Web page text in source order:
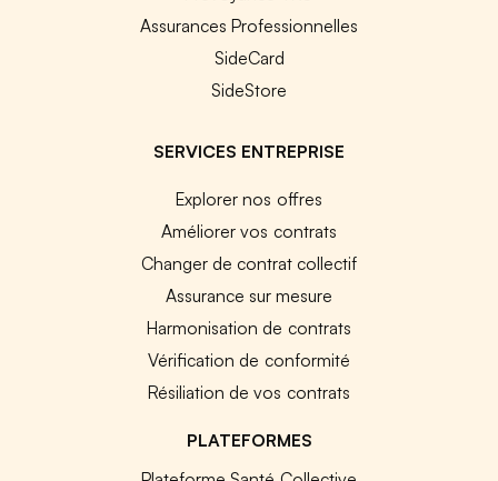
Assurances Professionnelles
SideCard
SideStore
SERVICES ENTREPRISE
Explorer nos offres
Améliorer vos contrats
Changer de contrat collectif
Assurance sur mesure
Harmonisation de contrats
Vérification de conformité
Résiliation de vos contrats
PLATEFORMES